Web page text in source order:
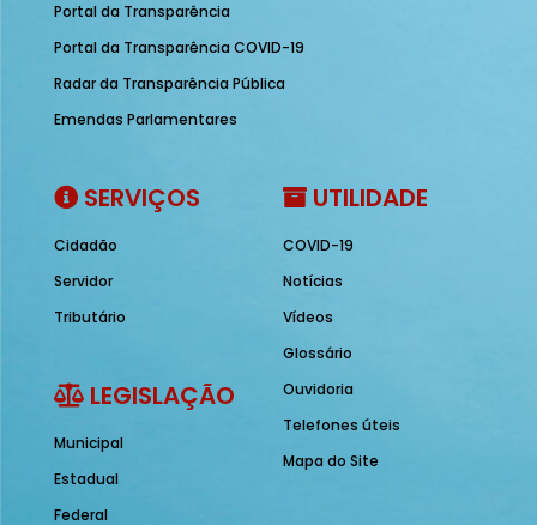
Portal da Transparência
Portal da Transparência COVID-19
Radar da Transparência Pública
Emendas Parlamentares
SERVIÇOS
Cidadão
Servidor
Tributário
LEGISLAÇÃO
Municipal
Estadual
Federal
UTILIDADE
COVID-19
Notícias
Vídeos
Glossário
Ouvidoria
Telefones úteis
Mapa do Site